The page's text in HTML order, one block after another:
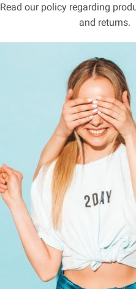
Read our policy regarding
and returns.